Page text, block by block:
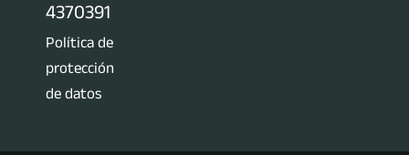
4370391
Política de
protección
de datos